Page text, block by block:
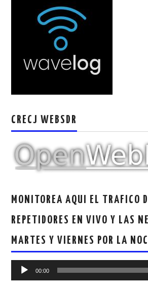
CRECJ WEBSDR
MONITOREA AQUI EL TRAFICO
REPETIDORES EN VIVO Y LAS
MARTES Y VIERNES POR LA
Reproductor
00:00